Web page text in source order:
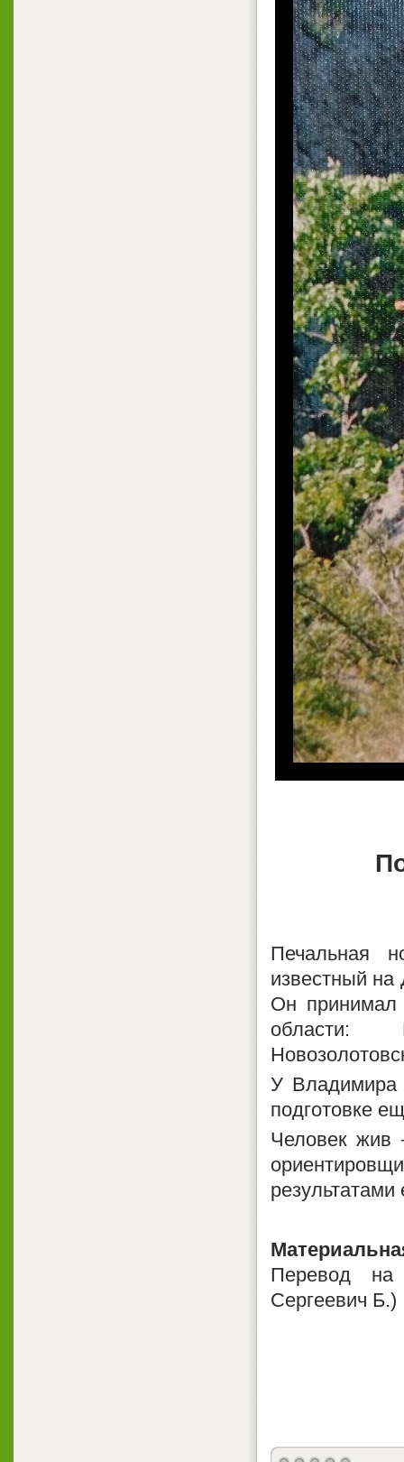
Печальная
известный
Он принимал
области:
У
подготовке
Человек жив
результатами
Перевод на
Сергеевич Б.)